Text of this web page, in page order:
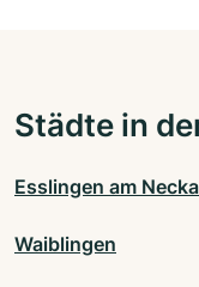
Städte in
Esslingen am
Waiblingen